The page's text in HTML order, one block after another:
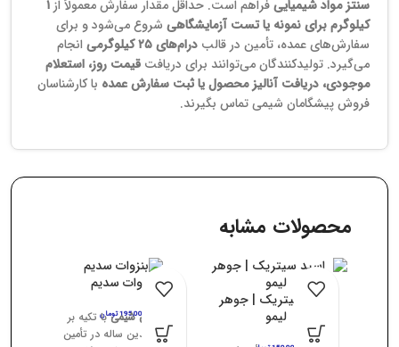
سنتز مواد شیمیاییفراهم است. حداقل مقدار سفارش معمولاً از ۱
کیلوگرم برای نمونه یا تست آزمایشگاهی شروع می‌شود و برای
سفارش‌های عمده، تأمین در قالب درام‌های ۲۵ کیلوگرمی
انجام
می‌گیرد. تولیدکنندگان می‌توانند برای دریافت قیمت روز، استعلام
موجودی، دریافت آنالیز محصول یا ثبت سفارش عمده با کارشناسان
فروش پیشگامان شیمی تماس بگیرند.
محصولات مشابه
اسید سیتریک | جوهر
لیمو
بنزوات سدیم
195,000تومانپیشگامان شیمیبا تکیه بر
تجربه چندین ساله در تأمین